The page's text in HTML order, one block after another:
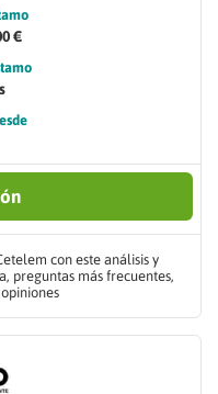
€
con este análisis y
preguntas más frecuentes,